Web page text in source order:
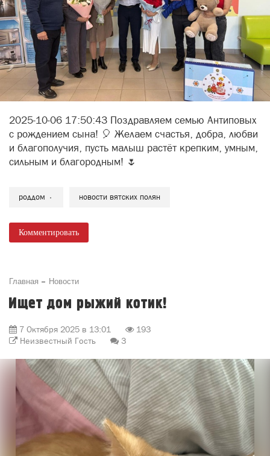
2025-10-06 17:50:43 Поздравляем семью Антиповых
с рождением сына! 🎈 Желаем счастья, добра, любви
и благополучия, пусть малыш растёт крепким, умным,
сильным и благородным! 🌷
роддом новости вятских полян
Комментировать
Главная Новости
Ищет дом рыжий котик!
7 Октября 2025 в 13:01
193
Неизвестный Гость
3